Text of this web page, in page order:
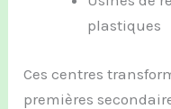
plastiques
Ces centres
premières